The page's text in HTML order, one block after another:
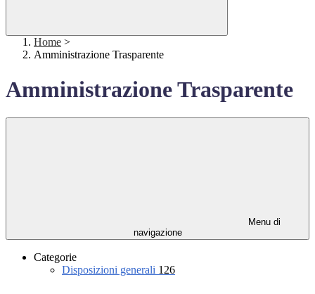
Home >
Amministrazione Trasparente
Amministrazione Trasparente
Menu di
navigazione
Categorie
Disposizioni generali 126